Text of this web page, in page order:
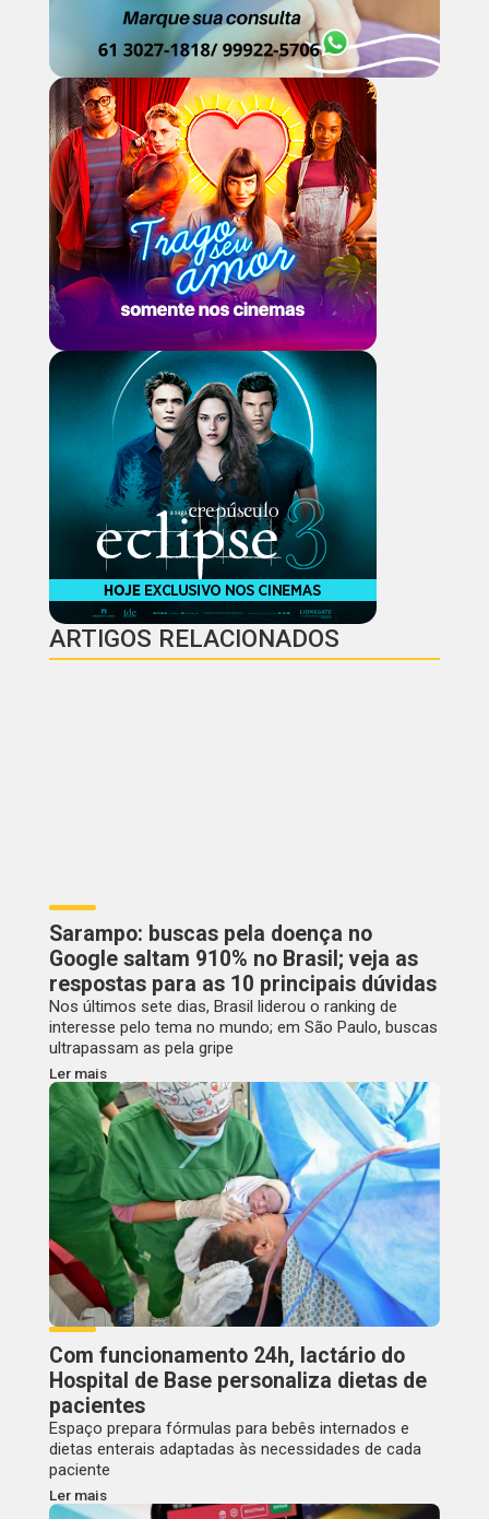
ARTIGOS RELACIONADOS
Sarampo: buscas pela doença no
Google saltam 910% no Brasil; veja as
respostas para as 10 principais dúvidas
Nos últimos sete dias, Brasil liderou o ranking de
interesse pelo tema no mundo; em São Paulo, buscas
ultrapassam as pela gripe
Ler mais
Com funcionamento 24h, lactário do
Hospital de Base personaliza dietas de
pacientes
Espaço prepara fórmulas para bebês internados e
dietas enterais adaptadas às necessidades de cada
paciente
Ler mais